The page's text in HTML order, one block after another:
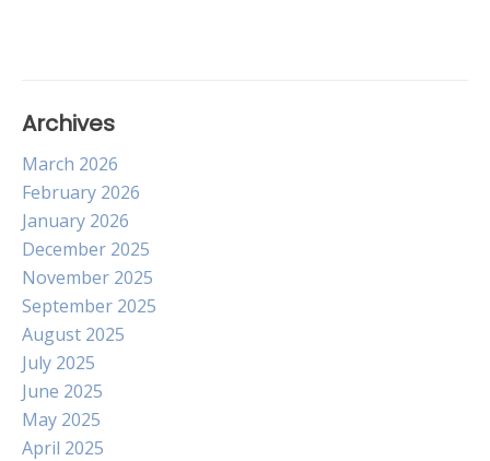
Archives
March 2026
February 2026
January 2026
December 2025
November 2025
September 2025
August 2025
July 2025
June 2025
May 2025
April 2025